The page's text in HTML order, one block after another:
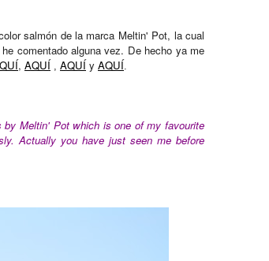
salmón de la marca Meltin' Pot, la cual
comentado alguna vez. De hecho ya me
, AQUÍ , AQUÍ y AQUÍ.
Meltin' Pot which is one of my favourite
Actually you have just seen me before